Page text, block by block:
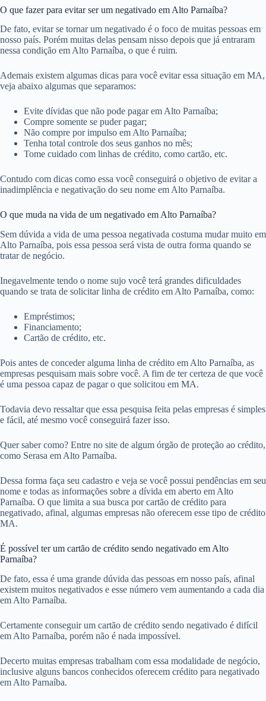
O que fazer para evitar ser um negativado em Alto Parnaíba?
De fato, evitar se tornar um negativado é o foco de muitas pessoas em
nosso país. Porém muitas delas pensam nisso depois que já entraram
nessa condição em Alto Parnaíba, o que é ruim.
Ademais existem algumas dicas para você evitar essa situação em MA,
veja abaixo algumas que separamos:
Evite dívidas que não pode pagar em Alto Parnaíba;
Compre somente se puder pagar;
Não compre por impulso em Alto Parnaíba;
Tenha total controle dos seus ganhos no mês;
Tome cuidado com linhas de crédito, como cartão, etc.
Contudo com dicas como essa você conseguirá o objetivo de evitar a
inadimplência e negativação do seu nome em Alto Parnaíba.
O que muda na vida de um negativado em Alto Parnaíba?
Sem dúvida a vida de uma pessoa negativada costuma mudar muito em
Alto Parnaíba, pois essa pessoa será vista de outra forma quando se
tratar de negócio.
Inegavelmente tendo o nome sujo você terá grandes dificuldades
quando se trata de solicitar linha de crédito em Alto Parnaíba, como:
Empréstimos;
Financiamento;
Cartão de crédito, etc.
Pois antes de conceder alguma linha de crédito em Alto Parnaíba, as
empresas pesquisam mais sobre você. A fim de ter certeza de que você
é uma pessoa capaz de pagar o que solicitou em MA.
Todavia devo ressaltar que essa pesquisa feita pelas empresas é simples
e fácil, até mesmo você conseguirá fazer isso.
Quer saber como? Entre no site de algum órgão de proteção ao crédito,
como Serasa em Alto Parnaíba.
Dessa forma faça seu cadastro e veja se você possui pendências em seu
nome e todas as informações sobre a dívida em aberto em Alto
Parnaíba. O que limita a sua busca por cartão de crédito para
negativado, afinal, algumas empresas não oferecem esse tipo de crédito
MA.
É possível ter um cartão de crédito sendo negativado em Alto
Parnaíba?
De fato, essa é uma grande dúvida das pessoas em nosso país, afinal
existem muitos negativados e esse número vem aumentando a cada dia
em Alto Parnaíba.
Certamente conseguir um cartão de crédito sendo negativado é difícil
em Alto Parnaíba, porém não é nada impossível.
Decerto muitas empresas trabalham com essa modalidade de negócio,
inclusive alguns bancos conhecidos oferecem crédito para negativado
em Alto Parnaíba.